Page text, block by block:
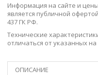
Информация на сайте и
является публичной
437 ГК РФ.
Технические
отличаться от указанных на
ОПИСАНИЕ